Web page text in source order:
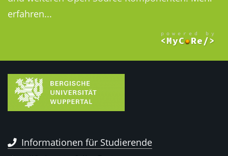
erfahren...
Informationen für Studierende